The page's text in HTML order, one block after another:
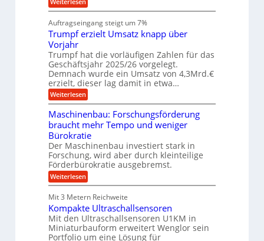
n
n
b
l
a
u
f
i
e
e
n
ü
h
r
u
n
g
e
B
S
C
L
w
e
i
t
e
e
n
t
w
i
W
r
t
g
s
f
r
e
i
s
H
y
b
r
i
d
-
K
g
e
l
l
a
Auftragseingang steigt um 7%
Trumpf erzielt Umsatz knapp über
Vorjahr
Trumpf hat die vorläufigen Zahlen für das
Geschäftsjahr 2025/26 vorgelegt.
Demnach wurde ein Umsatz von 4,3Mrd.€
erzielt, dieser lag damit in etwa…
Weiterlesen:
T
u
m
p
f
e
r
z
i
e
t
U
m
s
a
Maschinenbau: Forschungsförderung
braucht mehr Tempo und weniger
Bürokratie
Der Maschinenbau investiert stark in
Forschung, wird aber durch kleinteilige
Förderbürokratie ausgebremst.
Weiterlesen:
M
s
c
h
i
n
Mit 3 Metern Reichweite
Kompakte Ultraschallsensoren
Mit den Ultraschallsensoren U1KM in
Miniaturbauform erweitert Wenglor sein
Portfolio um eine Lösung für